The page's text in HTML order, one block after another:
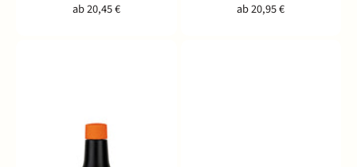
ab 20,45 € ab 20,95 €